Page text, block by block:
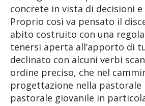
concrete in vista di decisioni
Proprio così va pensato il
abito costruito con una
tenersi aperta all’apporto di
declinato con alcuni verbi
ordine preciso, che nel
progettazione nella pastorale
pastorale giovanile in